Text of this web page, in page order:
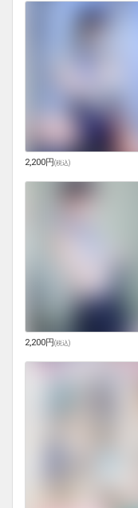
2,200円(税込)
2,200円(税込)